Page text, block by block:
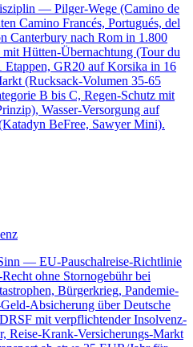
— Pilger-Wege (Camino de
Camino Francés, Portugués, del
Canterbury nach Rom in 1.800
Hütten-Übernachtung (Tour du
GR20 auf Korsika in 16
(Rucksack-Volumen 35-65
B bis C, Regen-Schutz mit
Wasser-Versorgung auf
BeFree, Sawyer Mini).
— EU-Pauschalreise-Richtlinie
ohne Stornogebühr bei
Bürgerkrieg, Pandemie-
Absicherung über Deutsche
mit verpflichtender Insolvenz-
Reise-Krank-Versicherungs-Markt